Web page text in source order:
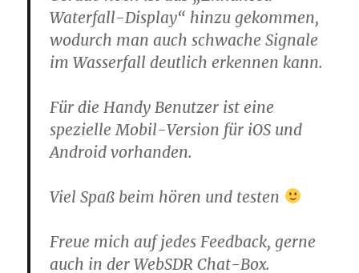
Waterfall-Display“ hinzu gekommen,
wodurch man auch schwache Signale
im Wasserfall deutlich erkennen kann.
Für die Handy Benutzer ist eine
spezielle Mobil-Version für iOS und
Android vorhanden.
Viel Spaß beim hören und testen
Freue mich auf jedes Feedback, gerne
auch in der WebSDR Chat-Box.